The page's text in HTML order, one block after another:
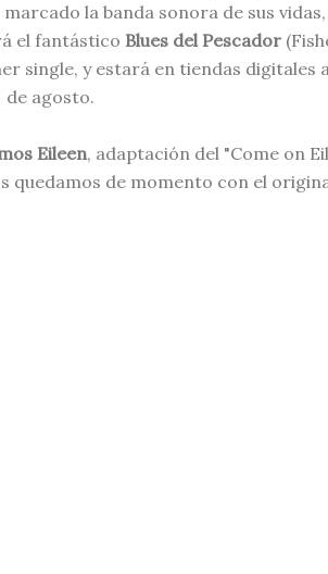
la banda sonora de sus vidas,
el fantástico Blues del Pescador
single, y estará en tiendas digitales
de agosto.
Eileen, adaptación del "Come on
quedamos de momento con el